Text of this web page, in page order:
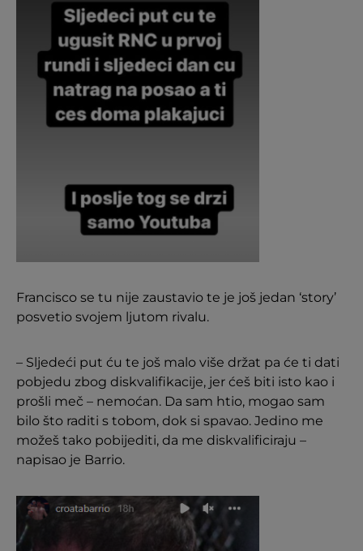
Francisco se tu nije zaustavio te je još jedan ‘story’
posvetio svojem ljutom rivalu.
– Sljedeći put ću te još malo više držat pa će ti dati
pobjedu zbog diskvalifikacije, jer ćeš biti isto kao i
prošli meč – nemoćan. Da sam htio, mogao sam
bilo što raditi s tobom, dok si spavao. Jedino me
možeš tako pobijediti, da me diskvalificiraju –
napisao je Barrio.